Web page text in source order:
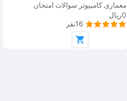
معماری کامپیوتر سوالات امتحان
0ریال
16نفر